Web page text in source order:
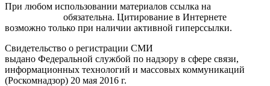
При любом использовании материалов ссылка на
обязательна. Цитирование в Интернете
возможно только при наличии активной гиперссылки.
Свидетельство о регистрации СМИ
выдано Федеральной службой по надзору в сфере связи,
информационных технологий и массовых коммуникаций
(Роскомнадзор) 20 мая 2016 г.